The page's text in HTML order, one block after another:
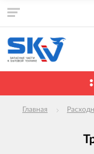
Главная